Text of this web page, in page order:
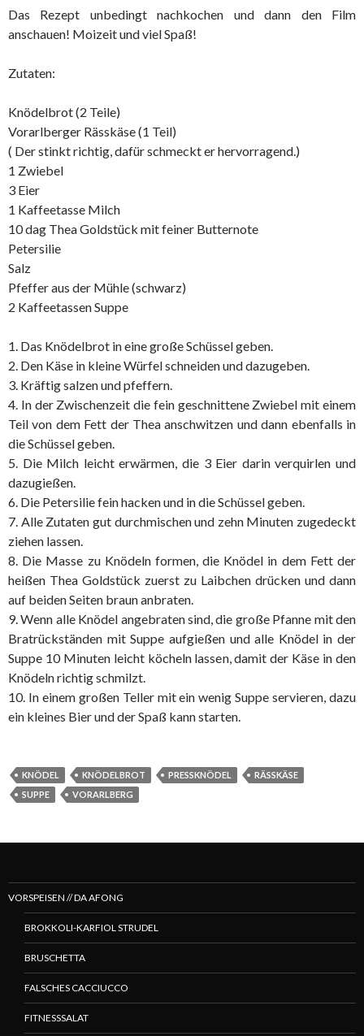
Das Rezept unbedingt nachkochen und dann den Film
anschauen! Moizeit und viel Spaß!
Zutaten:
Knödelbrot (2 Teile)
Vorarlberger Rässkäse (1 Teil)
( Der stinkt richtig, dafür schmeckt er hervorragend.)
1 Zwiebel
3 Eier
1 Kaffeetasse Milch
10 dag Thea Goldstück mit feiner Butternote
Petersilie
Salz
Pfeffer aus der Mühle (schwarz)
2 Kaffeetassen Suppe
1. Das Knödelbrot in eine große Schüssel geben.
2. Den Käse in kleine Würfel schneiden und dazugeben.
3. Kräftig salzen und pfeffern.
4. In der Zwischenzeit die fein geschnittene Zwiebel mit einem
Teil von dem Fett der Thea anschwitzen und dann ebenfalls in
die Schüssel geben.
5. Die Milch leicht erwärmen, die 3 Eier darin verquirlen und
dazugießen.
6. Die Petersilie fein hacken und in die Schüssel geben.
7. Alle Zutaten gut durchmischen und zehn Minuten zugedeckt
ziehen lassen.
8. Die Masse zu Knödeln formen, die Knödel in dem Fett der
heißen Thea Goldstück zuerst zu Laibchen drücken und dann
auf beiden Seiten braun anbraten.
9. Wenn alle Knödel angebraten sind, die große Pfanne mit den
Bratrückständen mit Suppe aufgießen und alle Knödel in der
Suppe 10 Minuten leicht köcheln lassen, damit der Käse in den
Knödeln richtig schmilzt.
10. In einem großen Teller mit ein wenig Suppe servieren, dazu
ein kleines Bier und der Spaß kann starten.
KNÖDEL KNÖDELBROT PRESSKNÖDEL
RÄSSKÄSE
SUPPE
VORARLBERG
VORSPEISEN // DA AFONG
BROKKOLI-KARFIOL STRUDEL
BRUSCHETTA
FALSCHES CACCIUCCO
FITNESSSALAT